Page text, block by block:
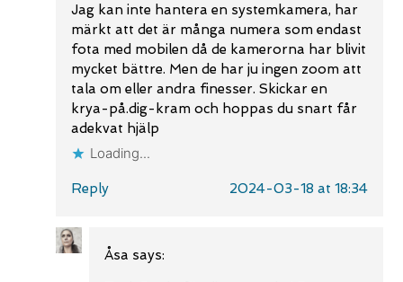
Jag kan inte hantera en systemkamera, har
märkt att det är många numera som endast
fota med mobilen då de kamerorna har blivit
mycket bättre. Men de har ju ingen zoom att
tala om eller andra finesser. Skickar en
krya-på.dig-kram och hoppas du snart får
adekvat hjälp
Loading...
Reply 2024-03-18 at 18:34
Åsa says: